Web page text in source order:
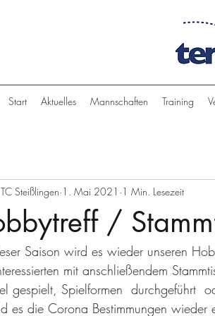
Start Aktuelles Mannschaften Training
/
TC Steißlingen 1. Mai 2021 1 Min. Lesezeit
Saison wird es wieder unseren
mit anschließendem
gespielt, Spielformen  durchgeführt
es die Corona Bestimmungen